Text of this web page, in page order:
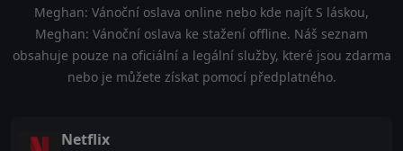
Meghan: Vánoční oslava online nebo kde najít S láskou,
Meghan: Vánoční oslava ke stažení offline. Náš seznam
obsahuje pouze na oficiální a legální služby, které jsou zdarma
nebo je můžete získat pomocí předplatného.
Netflix